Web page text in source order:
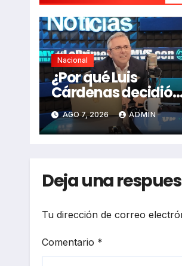
Nacional
¿Por qué Luis
Cárdenas decidió
despedirse de MVS
Noticias en pleno
2026?
AGO 7, 2026 ADMIN
Deja una
Tu dirección de correo
Comentario *